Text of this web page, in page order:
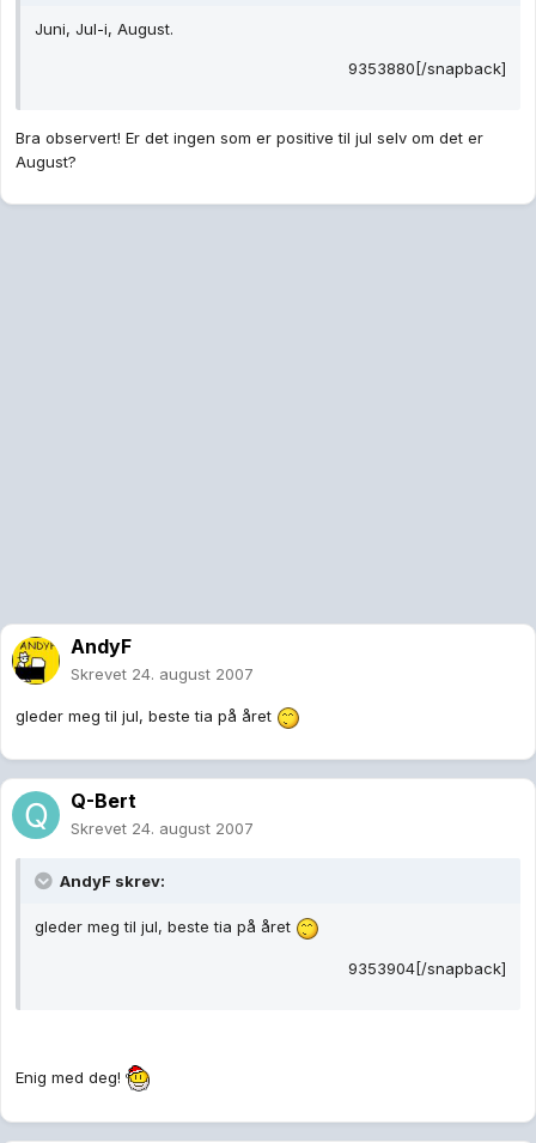
Juni, Jul-i, August.
9353880[/snapback]
Bra observert! Er det ingen som er positive til jul selv om det er
August?
AndyF
Skrevet 24. august 2007
gleder meg til jul, beste tia på året
Q-Bert
Skrevet 24. august 2007
AndyF skrev:
gleder meg til jul, beste tia på året
9353904[/snapback]
Enig med deg!